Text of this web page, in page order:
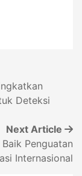
Deteksi
Next Article
Penguatan
Internasional